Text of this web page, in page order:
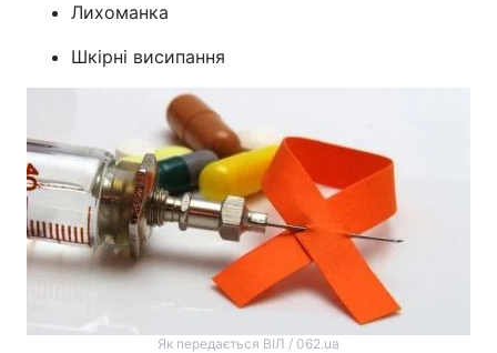
Лихоманка
Шкірні висипання
Як передається ВІЛ / 062.ua